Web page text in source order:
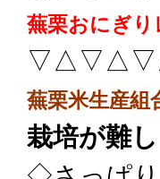
蕪栗おにぎり
蕪栗米生産組
栽培が難